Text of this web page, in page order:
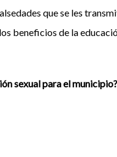
que se les
beneficios de la
sexual para el